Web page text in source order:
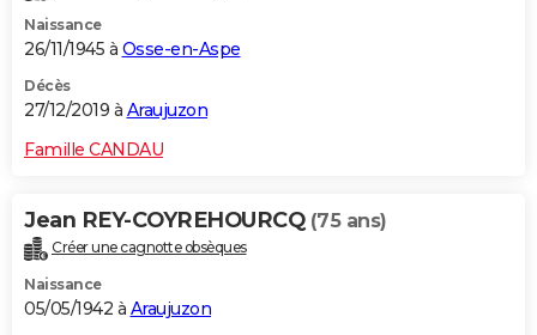
Naissance
26/11/1945 à Osse-en-Aspe
Décès
27/12/2019 à Araujuzon
Famille CANDAU
Jean REY-COYREHOURCQ (75 ans)
Créer une cagnotte obsèques
Naissance
05/05/1942 à Araujuzon